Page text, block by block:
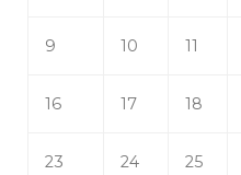
9 10 11
16 17 18
23 24 25